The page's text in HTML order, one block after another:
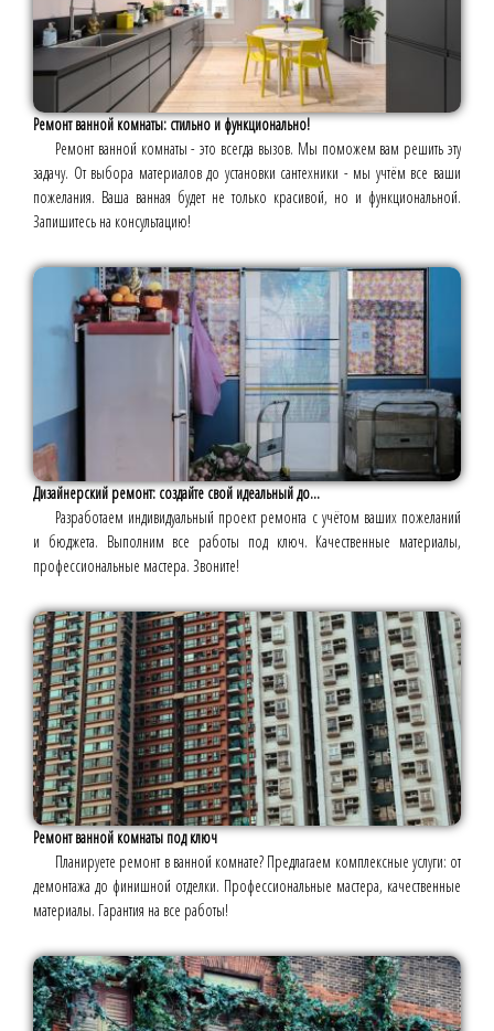
Ремонт ванной комнаты: стильно и функционально!
Ремонт ванной комнаты - это всегда вызов. Мы поможем вам решить эту
задачу. От выбора материалов до установки сантехники - мы учтём все ваши
пожелания. Ваша ванная будет не только красивой, но и функциональной.
Запишитесь на консультацию!
Дизайнерский ремонт: создайте свой идеальный до...
Разработаем индивидуальный проект ремонта с учётом ваших пожеланий
и бюджета. Выполним все работы под ключ. Качественные материалы,
профессиональные мастера. Звоните!
Ремонт ванной комнаты под ключ
Планируете ремонт в ванной комнате? Предлагаем комплексные услуги: от
демонтажа до финишной отделки. Профессиональные мастера, качественные
материалы. Гарантия на все работы!